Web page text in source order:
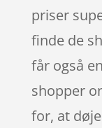
priser
finde de
får også
shopper
for, at